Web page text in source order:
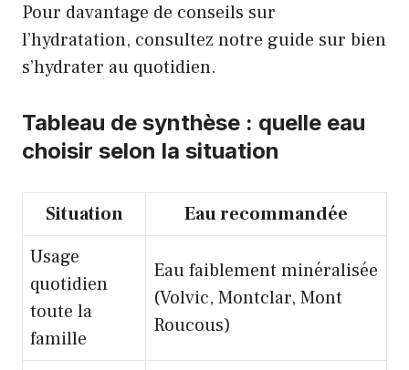
Pour davantage de conseils sur
l’hydratation, consultez notre guide sur bien
s’hydrater au quotidien.
Tableau de synthèse : quelle eau
choisir selon la situation
Situation
Eau recommandée
Usage
quotidien
toute la
famille
Eau faiblement minéralisée
(Volvic, Montclar, Mont
Roucous)